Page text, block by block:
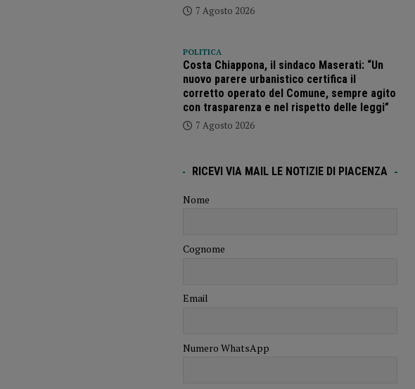
7 Agosto 2026
POLITICA
Costa Chiappona, il sindaco Maserati: “Un
nuovo parere urbanistico certifica il
corretto operato del Comune, sempre agito
con trasparenza e nel rispetto delle leggi”
7 Agosto 2026
RICEVI VIA MAIL LE NOTIZIE DI PIACENZA
Nome
Cognome
Email
Numero WhatsApp